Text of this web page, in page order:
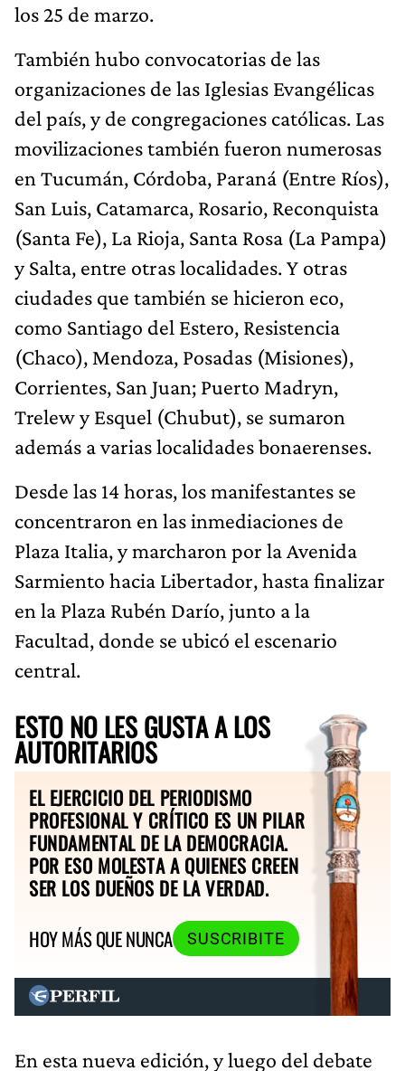
los 25 de marzo.
También hubo convocatorias de las
organizaciones de las Iglesias Evangélicas
del país, y de congregaciones católicas. Las
movilizaciones también fueron numerosas
en Tucumán, Córdoba, Paraná (Entre Ríos),
San Luis, Catamarca, Rosario, Reconquista
(Santa Fe), La Rioja, Santa Rosa (La Pampa)
y Salta, entre otras localidades. Y otras
ciudades que también se hicieron eco,
como Santiago del Estero, Resistencia
(Chaco), Mendoza, Posadas (Misiones),
Corrientes, San Juan; Puerto Madryn,
Trelew y Esquel (Chubut), se sumaron
además a varias localidades bonaerenses.
Desde las 14 horas, los manifestantes se
concentraron en las inmediaciones de
Plaza Italia, y marcharon por la Avenida
Sarmiento hacia Libertador, hasta finalizar
en la Plaza Rubén Darío, junto a la
Facultad, donde se ubicó el escenario
central.
ESTO NO LES GUSTA A LOS
AUTORITARIOS
EL EJERCICIO DEL PERIODISMO
PROFESIONAL Y CRÍTICO ES UN PILAR
FUNDAMENTAL DE LA DEMOCRACIA.
POR ESO MOLESTA A QUIENES CREEN
SER LOS DUEÑOS DE LA VERDAD.
HOY MÁS QUE NUNCA
SUSCRIBITE
En esta nueva edición, y luego del debate